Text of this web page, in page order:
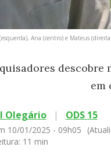
Ana (centro) e Mateus
em
Olegário | ODS 15
10/01/2025 - 09h05
11 min